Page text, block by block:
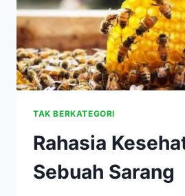
TAK BERKATEGORI
Rahasia
Sebuah Sarang